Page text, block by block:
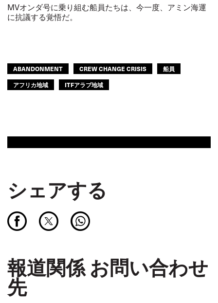
MVオンダ号に乗り組む船員たちは、今一度、アミン海運
に抗議する覚悟だ。
ABANDONMENT CREW CHANGE CRISIS
船員
アフリカ地域
ITFアラブ地域
シェアする
報道関係 お問い合わせ
先